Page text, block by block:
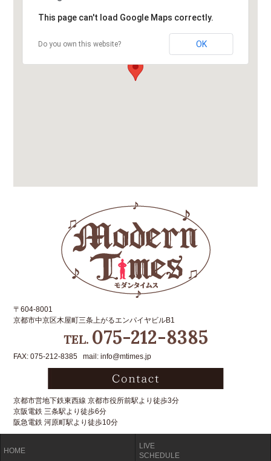
This page can't load Google Maps correctly.
Do you own this website? OK
〒604-8001
京都市中京区木屋町三条上がるエンパイヤビルB1
TEL. 075-212-8385
FAX: 075-212-8385 mail: info@mtimes.jp
京都市営地下鉄東西線 京都市役所前駅より徒歩3分
京阪電鉄 三条駅より徒歩6分
阪急電鉄 河原町駅より徒歩10分
HOME
LIVE
SCHEDULE